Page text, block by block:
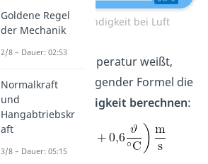
Schallgeschwindigkeit bei Luft
Wenn du die Temperatur weißt,
kannst du mit folgender Formel die
Schallgeschwindigkeit berechnen:
Goldene Regel
der Mechanik
2/8 – Dauer: 02:53
Normalkraft
und
Hangabtriebskr
aft
3/8 – Dauer: 05:15